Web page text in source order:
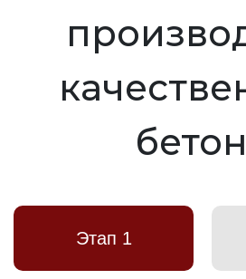
Этап 1